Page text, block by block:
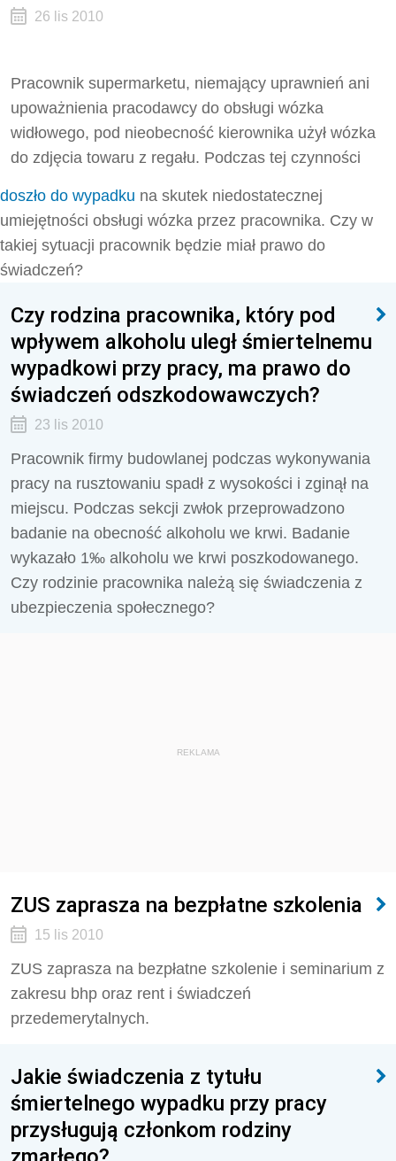
26 lis 2010
Pracownik supermarketu, niemający uprawnień ani
upoważnienia pracodawcy do obsługi wózka
widłowego, pod nieobecność kierownika użył wózka
do zdjęcia towaru z regału. Podczas tej czynności
doszło do wypadku na skutek niedostatecznej
umiejętności obsługi wózka przez pracownika. Czy w
takiej sytuacji pracownik będzie miał prawo do
świadczeń?
Czy rodzina pracownika, który pod
wpływem alkoholu uległ śmiertelnemu
wypadkowi przy pracy, ma prawo do
świadczeń odszkodowawczych?
23 lis 2010
Pracownik firmy budowlanej podczas wykonywania
pracy na rusztowaniu spadł z wysokości i zginął na
miejscu. Podczas sekcji zwłok przeprowadzono
badanie na obecność alkoholu we krwi. Badanie
wykazało 1‰ alkoholu we krwi poszkodowanego.
Czy rodzinie pracownika należą się świadczenia z
ubezpieczenia społecznego?
REKLAMA
ZUS zaprasza na bezpłatne szkolenia
15 lis 2010
ZUS zaprasza na bezpłatne szkolenie i seminarium z
zakresu bhp oraz rent i świadczeń
przedemerytalnych.
Jakie świadczenia z tytułu
śmiertelnego wypadku przy pracy
przysługują członkom rodziny